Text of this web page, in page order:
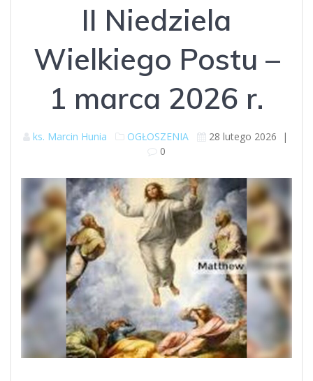
II Niedziela
Wielkiego Postu –
1 marca 2026 r.
ks. Marcin Hunia OGŁOSZENIA 28 lutego 2026 |
0